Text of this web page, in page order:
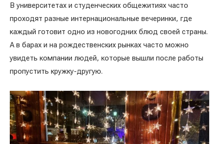
В университетах и студенческих общежитиях часто
проходят разные интернациональные вечеринки, где
каждый готовит одно из новогодних блюд своей страны.
А в барах и на рождественских рынках часто можно
увидеть компании людей, которые вышли после работы
пропустить кружку-другую.